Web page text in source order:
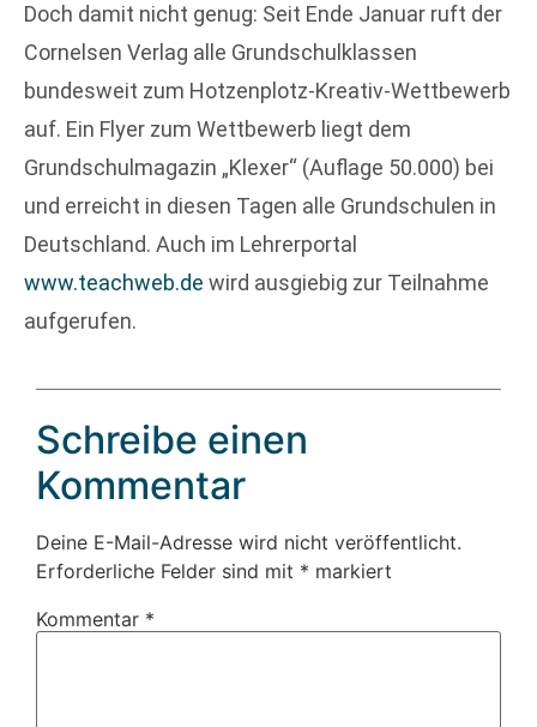
Doch damit nicht genug: Seit Ende Januar ruft der
Cornelsen Verlag alle Grundschulklassen
bundesweit zum Hotzenplotz-Kreativ-Wettbewerb
auf. Ein Flyer zum Wettbewerb liegt dem
Grundschulmagazin „Klexer“ (Auflage 50.000) bei
und erreicht in diesen Tagen alle Grundschulen in
Deutschland. Auch im Lehrerportal
www.teachweb.de wird ausgiebig zur Teilnahme
aufgerufen.
Schreibe einen
Kommentar
Deine E-Mail-Adresse wird nicht veröffentlicht.
Erforderliche Felder sind mit * markiert
Kommentar *